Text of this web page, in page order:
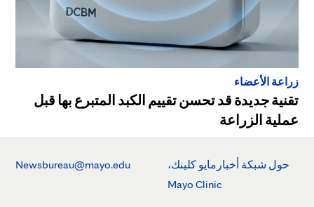
زراعة الأعضاء
تقنية جديدة قد تحسن تقييم الكبد المتبرع بها قبل
عملية الزراعة
حول شبكة أخبارمايو كلينك،
Mayo Clinic
Newsbureau@mayo.edu